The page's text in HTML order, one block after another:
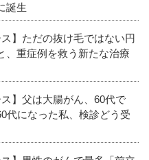
誕生
】ただの抜け毛ではない円
重症例を救う新たな治療
】父は大腸がん、60代で
になった私、検診どう受